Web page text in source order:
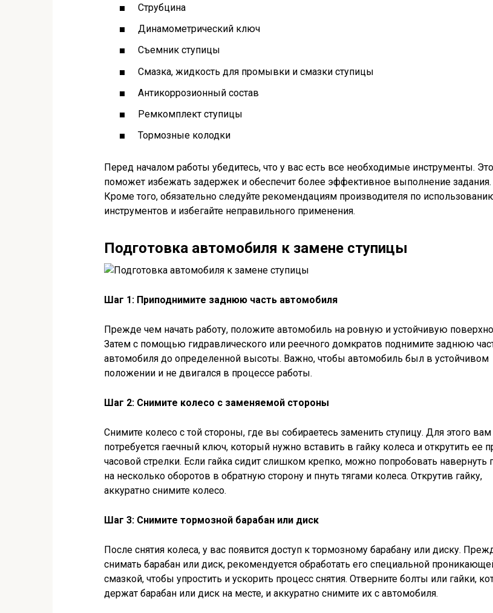
Струбцина
Динамометрический ключ
Съемник ступицы
Смазка, жидкость для промывки и смазки ступицы
Антикоррозионный состав
Ремкомплект ступицы
Тормозные колодки
Перед началом работы убедитесь, что у вас есть все необходимые инструменты. Это
поможет избежать задержек и обеспечит более эффективное выполнение задания.
Кроме того, обязательно следуйте рекомендациям производителя по
инструментов и избегайте неправильного применения.
Подготовка автомобиля к замене ступицы
Шаг 1: Приподнимите заднюю часть автомобиля
Прежде чем начать работу, положите автомобиль на ровную и устойчивую
Затем с помощью гидравлического или реечного домкратов поднимите заднюю
автомобиля до определенной высоты. Важно, чтобы автомобиль был в устойчивом
положении и не двигался в процессе работы.
Шаг 2: Снимите колесо с заменяемой стороны
Снимите колесо с той стороны, где вы собираетесь заменить ступицу. Для этого вам
потребуется гаечный ключ, который нужно вставить в гайку колеса и открутить ее
часовой стрелки. Если гайка сидит слишком крепко, можно попробовать навернуть
на несколько оборотов в обратную сторону и пнуть тягами колеса. Открутив гайку,
аккуратно снимите колесо.
Шаг 3: Снимите тормозной барабан или диск
После снятия колеса, у вас появится доступ к тормозному барабану или диску.
снимать барабан или диск, рекомендуется обработать его специальной
смазкой, чтобы упростить и ускорить процесс снятия. Отверните болты или гайки,
держат барабан или диск на месте, и аккуратно снимите их с автомобиля.